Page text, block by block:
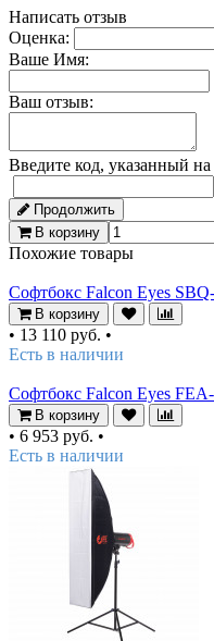
Написать отзыв
Оценка:
Ваше Имя:
Ваш отзыв:
Введите код, указанный на
Продолжить
В корзину
Похожие товары
Софтбокс Falcon Eyes
В корзину
• 13 110 руб. •
Есть в наличии
Софтбокс Falcon Eyes
В корзину
• 6 953 руб. •
Есть в наличии